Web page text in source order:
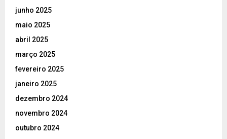
junho 2025
maio 2025
abril 2025
março 2025
fevereiro 2025
janeiro 2025
dezembro 2024
novembro 2024
outubro 2024